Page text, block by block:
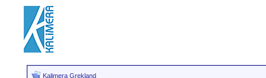
Kalimera Grekland